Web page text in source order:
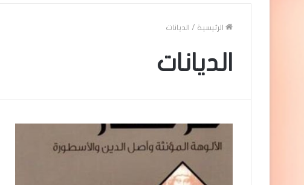
الرئيسية / الديانات
الديانات